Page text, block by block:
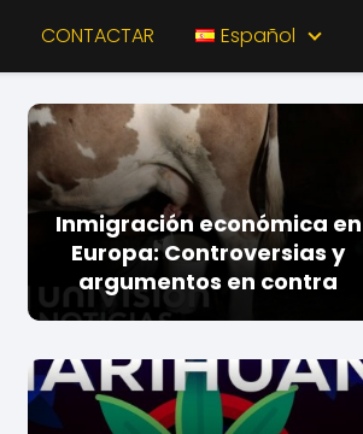
CONTACTAR Español
Inmigración económica en
Europa: Controversias y
argumentos en contra